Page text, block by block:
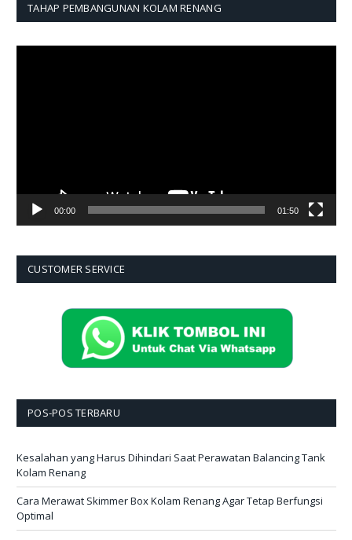
TAHAP PEMBANGUNAN KOLAM RENANG
00:00 01:50
CUSTOMER SERVICE
POS-POS TERBARU
Kesalahan yang Harus Dihindari Saat Perawatan Balancing Tank
Kolam Renang
Cara Merawat Skimmer Box Kolam Renang Agar Tetap Berfungsi
Optimal